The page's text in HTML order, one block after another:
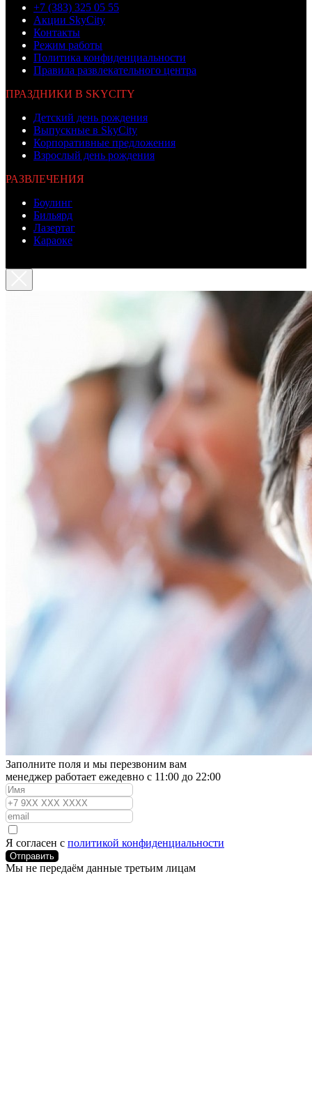
+7 (383) 325 05 55
Акции SkyCity
Контакты
Режим работы
Политика конфиденциальности
Правила развлекательного центра
ПРАЗДНИКИ В SKYCITY
Детский день рождения
Выпускные в SkyCity
Корпоративные предложения
Взрослый день рождения
РАЗВЛЕЧЕНИЯ
Боулинг
Бильярд
Лазертаг
Караоке
Заполните поля и мы перезвоним вам
менеджер работает ежедевно с 11:00 до 22:00
Я согласен с политикой конфиденциальности
Отправить
Мы не передаём данные третьим лицам